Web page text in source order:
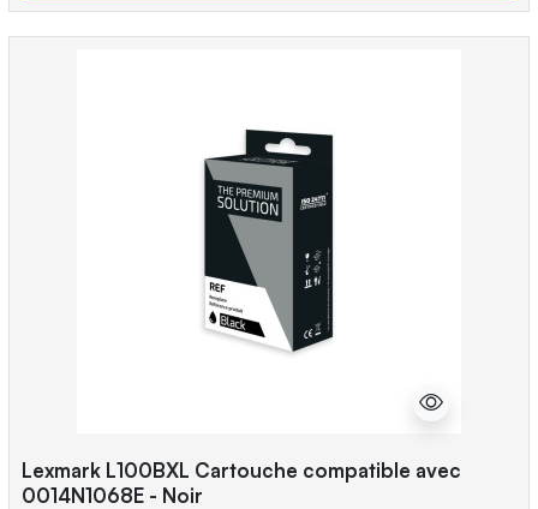
Lexmark L100BXL Cartouche compatible avec
0014N1068E - Noir